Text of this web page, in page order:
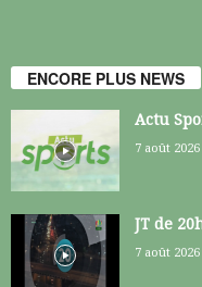
ENCORE PLUS NEWS
Actu
7 août 2026
JT de
7 août 2026